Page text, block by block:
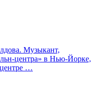
Музыкант,
центра» в Нью-Йорке,
…